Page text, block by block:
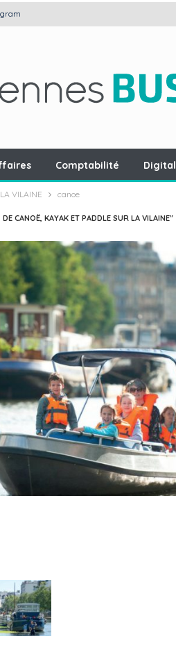
Comptabilité Digital
VILAINE canoe
CANOË, KAYAK ET PADDLE SUR LA VILAINE"